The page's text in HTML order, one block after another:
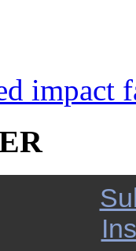
impact